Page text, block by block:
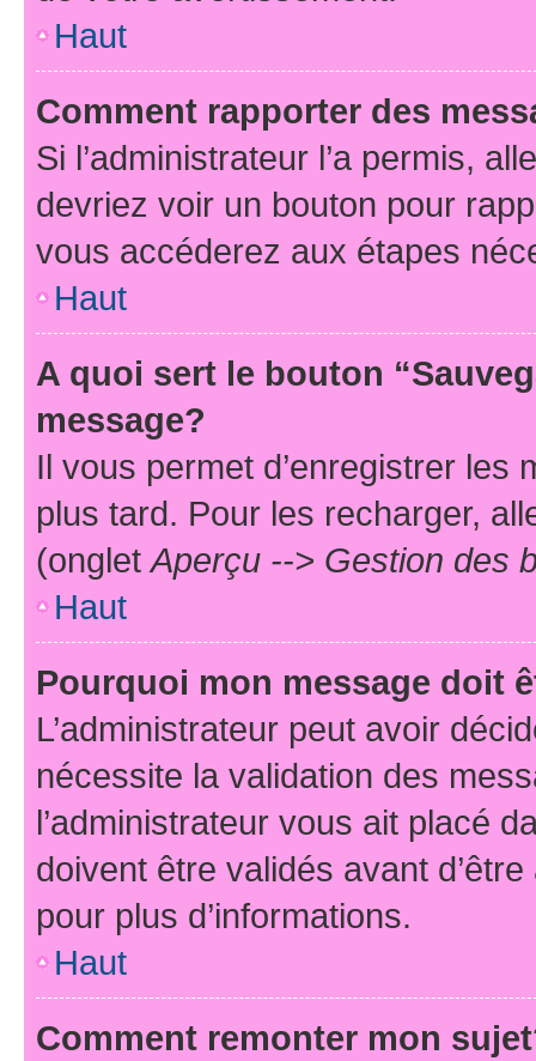
Haut
Comment rapporter des
Si l’administrateur l’a permis,
devriez voir un bouton pour
vous accéderez aux étapes
Haut
A quoi sert le bouton
message?
Il vous permet d’enregistrer
plus tard. Pour les recharger,
(ongletAperçu --> Gestion des
Haut
Pourquoi mon message doit
L’administrateur peut avoir
nécessite la validation des
l’administrateur vous ait placé
doivent être validés avant
pour plus d’informations.
Haut
Comment remonter mon